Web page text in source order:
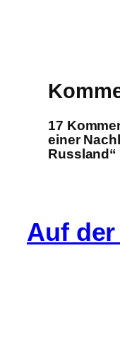
17
einer
Russland“
Auf